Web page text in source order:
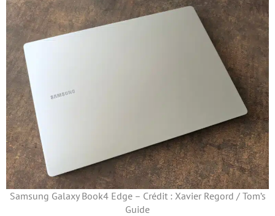
Samsung Galaxy Book4 Edge – Crédit : Xavier Regord / Tom’s
Guide